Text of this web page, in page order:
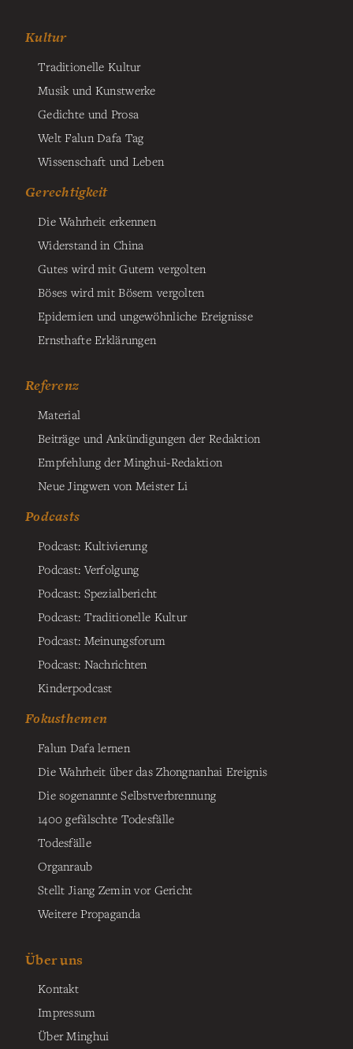
Kultur
Traditionelle Kultur
Musik und Kunstwerke
Gedichte und Prosa
Welt Falun Dafa Tag
Wissenschaft und Leben
Gerechtigkeit
Die Wahrheit erkennen
Widerstand in China
Gutes wird mit Gutem vergolten
Böses wird mit Bösem vergolten
Epidemien und ungewöhnliche Ereignisse
Ernsthafte Erklärungen
Referenz
Material
Beiträge und Ankündigungen der Redaktion
Empfehlung der Minghui-Redaktion
Neue Jingwen von Meister Li
Podcasts
Podcast: Kultivierung
Podcast: Verfolgung
Podcast: Spezialbericht
Podcast: Traditionelle Kultur
Podcast: Meinungsforum
Podcast: Nachrichten
Kinderpodcast
Fokusthemen
Falun Dafa lernen
Die Wahrheit über das Zhongnanhai Ereignis
Die sogenannte Selbstverbrennung
1400 gefälschte Todesfälle
Todesfälle
Organraub
Stellt Jiang Zemin vor Gericht
Weitere Propaganda
Über uns
Kontakt
Impressum
Über Minghui